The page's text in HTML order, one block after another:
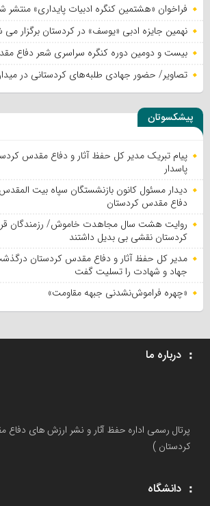
فراخوان «هشتمین کنگره ادبیات پایداری» منتشر
نهمین جایزه ادبی «یوسف» در کردستان برگزار می
بیست و دومین دوره کنگره سراسری شعر دفاع
تصاویر/ حضور جهادی طلبه‌های کردستانی در میدان
پیشکسوتان
پیام تبریک مدیر کل حفظ آثار و دفاع مقدس
پاسدار
دیدار مسئول کانون بازنشستگان سپاه بیت
دفاع مقدس کردستان
روایت هشت سال مجاهدت خاموش/ رزمندگان
کردستان نقشی بی بدیل داشتند
مدیر کل حفظ آثار و دفاع مقدس کردستان
جهاد و شهادت را تسلیت گفت
«چهره فراموش‌نشدنی جبهه مقاومت»
درباره ما
پرتال رسمی اداره حفظ آثار و نشر ارزش های
کردستان )
دانشگاه